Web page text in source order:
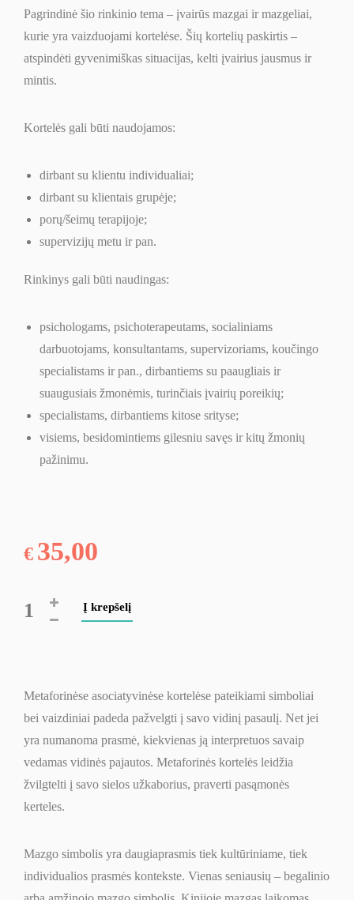
Pagrindinė šio rinkinio tema – įvairūs mazgai ir mazgeliai,
kurie yra vaizduojami kortelėse. Šių kortelių paskirtis –
atspindėti gyvenimiškas situacijas, kelti įvairius jausmus ir
mintis.
Kortelės gali būti naudojamos:
dirbant su klientu individualiai;
dirbant su klientais grupėje;
porų/šeimų terapijoje;
supervizijų metu ir pan.
Rinkinys gali būti naudingas:
psichologams, psichoterapeutams, socialiniams
darbuotojams, konsultantams, supervizoriams, koučingo
specialistams ir pan., dirbantiems su paaugliais ir
suaugusiais žmonėmis, turinčiais įvairių poreikių;
specialistams, dirbantiems kitose srityse;
visiems, besidomintiems gilesniu savęs ir kitų žmonių
pažinimu.
€ 35,00
produkto
kortelės
"Mazgai
ir
mazgeliai"
Į krepšelį
Metaforinėse asociatyvinėse kortelėse pateikiami simboliai
bei vaizdiniai padeda pažvelgti į savo vidinį pasaulį. Net jei
yra numanoma prasmė, kiekvienas ją interpretuos savaip
vedamas vidinės pajautos. Metaforinės kortelės leidžia
žvilgtelti į savo sielos užkaborius, praverti pasąmonės
kerteles.
Mazgo simbolis yra daugiaprasmis tiek kultūriniame, tiek
individualios prasmės kontekste. Vienas seniausių – begalinio